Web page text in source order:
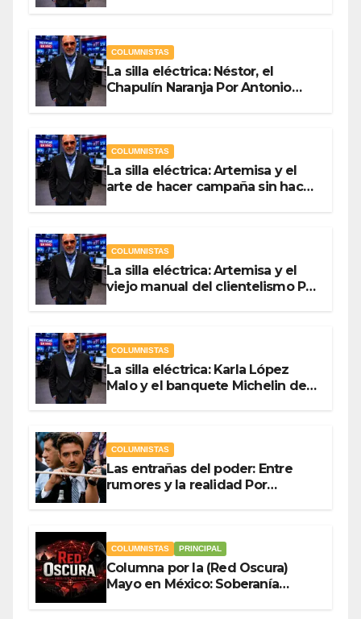
COLUMNISTAS
La silla eléctrica: Néstor, el
Chapulín Naranja Por Antonio
COLUMNISTAS
La silla eléctrica: Artemisa y el
arte de hacer campaña sin hacer
COLUMNISTAS
La silla eléctrica: Artemisa y el
viejo manual del clientelismo Por
COLUMNISTAS
La silla eléctrica: Karla López
Malo y el banquete Michelin del
COLUMNISTAS
Las entrañas del poder: Entre
rumores y la realidad Por
COLUMNISTAS PRINCIPAL
Columna por la (Red Oscura)
Mayo en México: Soberanía